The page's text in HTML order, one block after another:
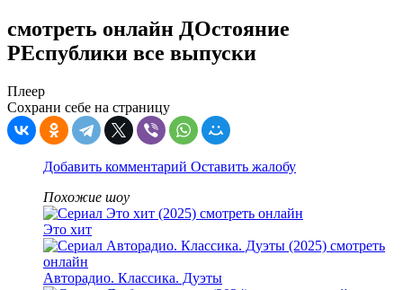
смотреть онлайн ДОстояние
РЕспублики все выпуски
Плеер
Сохрани себе на страницу
Добавить комментарий Оставить жалобу
Похожие шоу
Это хит
Авторадио. Классика. Дуэты